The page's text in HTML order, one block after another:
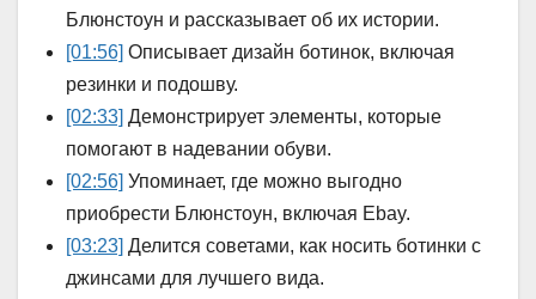
Блюнстоун и рассказывает об их истории.
[01:56] Описывает дизайн ботинок, включая
резинки и подошву.
[02:33] Демонстрирует элементы, которые
помогают в надевании обуви.
[02:56] Упоминает, где можно выгодно
приобрести Блюнстоун, включая Ebay.
[03:23] Делится советами, как носить ботинки с
джинсами для лучшего вида.